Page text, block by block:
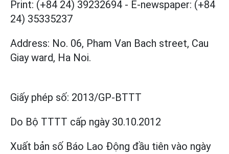
Print: (+84 24) 39232694 - E-newspaper: (+84
24) 35335237
Address: No. 06, Pham Van Bach street, Cau
Giay ward, Ha Noi.
Giấy phép số: 2013/GP-BTTT
Do Bộ TTTT cấp ngày 30.10.2012
Xuất bản số Báo Lao Động đầu tiên vào ngày